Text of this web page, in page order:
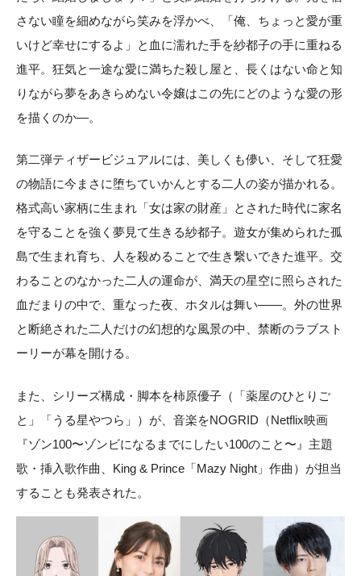
さない瞳を細めながら笑みを浮かべ、「俺、ちょっと愛が重
いけど幸せにするよ」と血に濡れた手を紗都子の手に重ねる
進平。狂気と一途な愛に満ちた殺し屋と、長くはない命と知
りながら夢をあきらめない令嬢はこの先にどのような愛の形
を描くのか—。
第二弾ティザービジュアルには、美しくも儚い、そして狂愛
の物語に今まさに堕ちていかんとする二人の姿が描かれる。
格式高い家柄に生まれ「女は家の財産」とされた時代に家名
を守ることを強く夢見て生きる紗都子。遊女が集められた孤
島で生まれ育ち、人を殺めることで生き繋いできた進平。交
わることのなかった二人の運命が、満天の星空に照らされた
血だまりの中で、重なった夜、ホタルは舞い——。外の世界
と断絶された二人だけの幻想的な風景の中、禁断のラブスト
ーリーが幕を開ける。
また、シリーズ構成・脚本を柿原優子（「薬屋のひとりご
と」「うる星やつら」）が、音楽をNOGRID（Netflix映画
『ゾン100〜ゾンビになるまでにしたい100のこと〜』主題
歌・挿入歌作曲、King & Prince「Mazy Night」作曲）が担当
することも発表された。